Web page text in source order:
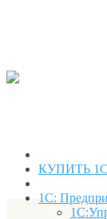
КУПИТЬ
1С: